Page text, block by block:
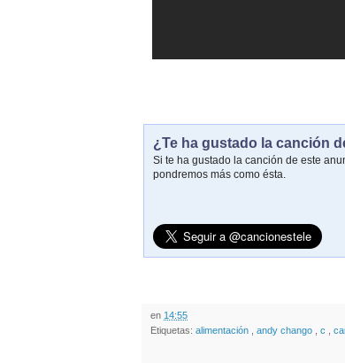
¿Te ha gustado la canción
Si te ha gustado la canción de este
pondremos más como ésta.
en 14:55
Etiquetas: alimentación andy chango c